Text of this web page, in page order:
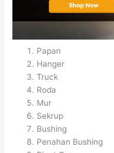
Papan
Hanger
Truck
Roda
Mur
Sekrup
Bushing
Penahan Bushing